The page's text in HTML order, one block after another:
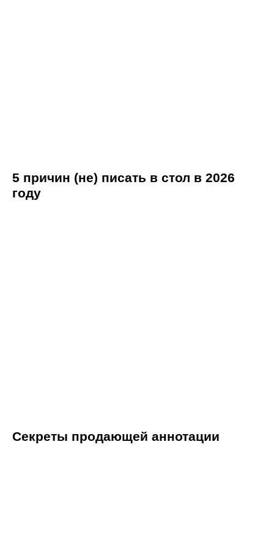
5 причин (не) писать в стол в 2026
году
Секреты продающей аннотации